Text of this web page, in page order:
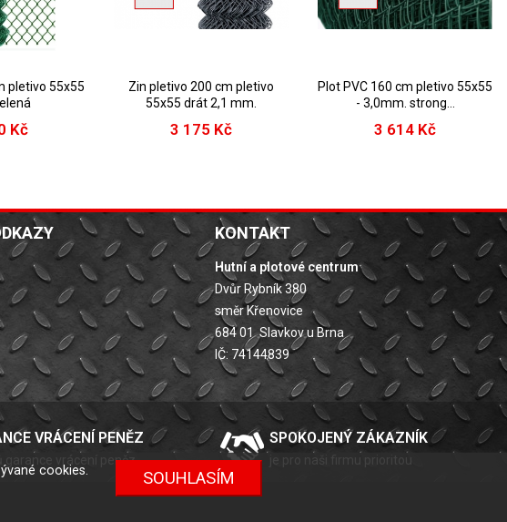
pletivo 55x55
Kč
Zin pletivo 200 cm pletivo
55x55 drát 2,1 mm.
3 175 Kč
Plot PVC 160 cm pletivo 55x55
- 3,0mm. strong...
3 614 Kč
KONTAKT
Hutní a plotové centrum
Dvůr Rybník 380
směr Křenovice
684 01 Slavkov u Brna
IČ: 74144839
cookies.
SOUHLASÍM
VRÁCENÍ PENĚZ
garance vrácení peněz
SPOKOJENÝ ZÁKAZNÍK